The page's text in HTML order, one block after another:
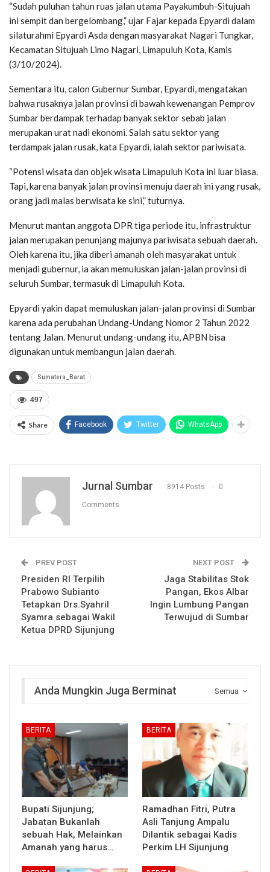
“Sudah puluhan tahun ruas jalan utama Payakumbuh-Situjuah
ini sempit dan bergelombang,” ujar Fajar kepada Epyardi dalam
silaturahmi Epyardi Asda dengan masyarakat Nagari Tungkar,
Kecamatan Situjuah Limo Nagari, Limapuluh Kota, Kamis
(3/10/2024).
Sementara itu, calon Gubernur Sumbar, Epyardi, mengatakan
bahwa rusaknya jalan provinsi di bawah kewenangan Pemprov
Sumbar berdampak terhadap banyak sektor sebab jalan
merupakan urat nadi ekonomi. Salah satu sektor yang
terdampak jalan rusak, kata Epyardi, ialah sektor pariwisata.
“Potensi wisata dan objek wisata Limapuluh Kota ini luar biasa.
Tapi, karena banyak jalan provinsi menuju daerah ini yang rusak,
orang jadi malas berwisata ke sini,” tuturnya.
Menurut mantan anggota DPR tiga periode itu, infrastruktur
jalan merupakan penunjang majunya pariwisata sebuah daerah.
Oleh karena itu, jika diberi amanah oleh masyarakat untuk
menjadi gubernur, ia akan memuluskan jalan-jalan provinsi di
seluruh Sumbar, termasuk di Limapuluh Kota.
Epyardi yakin dapat memuluskan jalan-jalan provinsi di Sumbar
karena ada perubahan Undang-Undang Nomor 2 Tahun 2022
tentang Jalan. Menurut undang-undang itu, APBN bisa
digunakan untuk membangun jalan daerah.
Sumatera_Barat
497
Share Facebook Twitter WhatsApp
Jurnal Sumbar 8914 Posts 0
Comments
PREV POST
Presiden RI Terpilih
Prabowo Subianto
Tetapkan Drs.Syahril
Syamra sebagai Wakil
Ketua DPRD Sijunjung
NEXT POST
Jaga Stabilitas Stok
Pangan, Ekos Albar
Ingin Lumbung Pangan
Terwujud di Sumbar
Semua
Anda Mungkin Juga Berminat
BERITA
Bupati Sijunjung;
Jabatan Bukanlah
sebuah Hak, Melainkan
Amanah yang harus…
BERITA
Ramadhan Fitri, Putra
Asli Tanjung Ampalu
Dilantik sebagai Kadis
Perkim LH Sijunjung